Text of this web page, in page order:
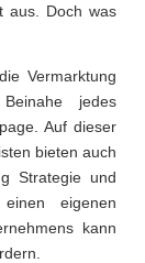
aus. Doch was
Vermarktung
jedes
Auf dieser
bieten auch
Strategie und
eigenen
kann